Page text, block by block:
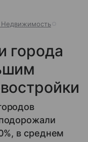
города
в среднем